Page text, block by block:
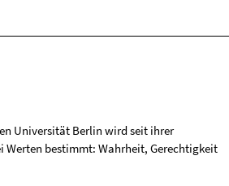
Universität Berlin wird seit ihrer
Werten bestimmt: Wahrheit, Gerechtigkeit